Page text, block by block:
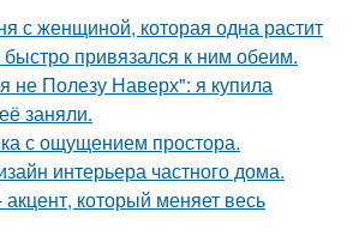
с женщиной, которая одна растит
привязался к ним обеим.
не Полезу Наверх": я купила
заняли.
с ощущением простора.
интерьера частного дома.
который меняет весь